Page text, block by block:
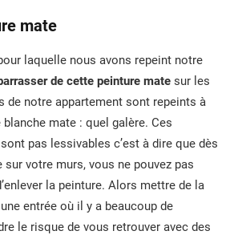
mate
laquelle nous avons repeint notre
de cette peinture mate sur les
de notre appartement sont repeints à
blanche mate : quel galère. Ces
pas lessivables c’est à dire que dès
sur votre murs, vous ne pouvez pas
la peinture. Alors mettre de la
entrée où il y a beaucoup de
le risque de vous retrouver avec des